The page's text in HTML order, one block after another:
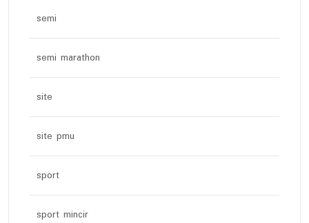
semi
semi marathon
site
site pmu
sport
sport mincir